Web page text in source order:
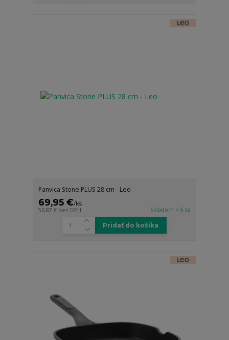
Panvica Stone PLUS 28 cm - Leo
69,95 €/ks
56,87 € bez DPH Skladom > 5 ks
Pridať do košíka